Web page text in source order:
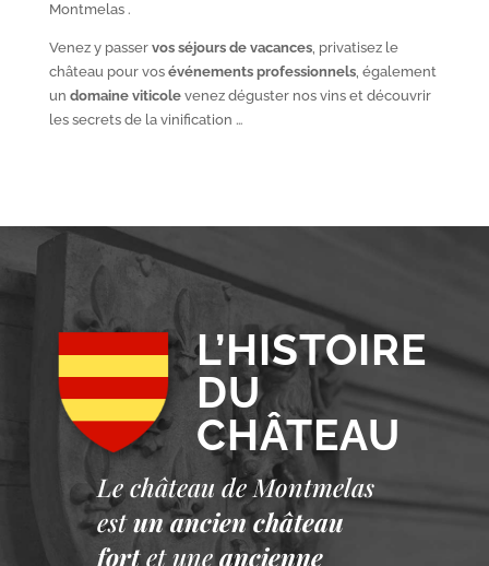
Montmelas .
Venez y passer vos séjours de vacances, privatisez le
château pour vos événements professionnels, également
un domaine viticolevenez déguster nos vins et découvrir
les secrets de la vinification …
L’HISTOIRE
DU
CHÂTEAU
Le château de Montmelas
est un ancien château
fort et une ancienne